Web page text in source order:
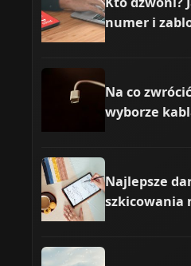
numer i
Na co
wyborze
Najlepsze
szkicowania